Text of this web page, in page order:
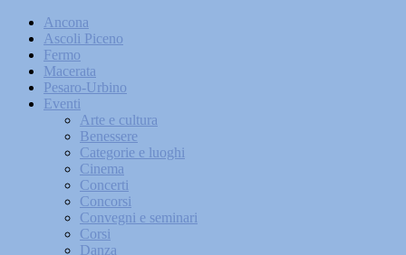
Ancona
Ascoli Piceno
Fermo
Macerata
Pesaro-Urbino
Eventi
Arte e cultura
Benessere
Categorie e luoghi
Cinema
Concerti
Concorsi
Convegni e seminari
Corsi
Danza